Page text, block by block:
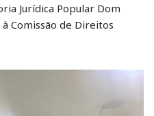
Jurídica Popular Dom
Comissão de Direitos